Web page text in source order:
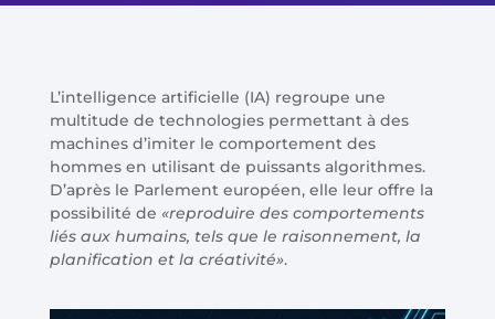
L’intelligence artificielle (IA) regroupe une
multitude de technologies permettant à des
machines d’imiter le comportement des
hommes en utilisant de puissants algorithmes.
D’après le Parlement européen, elle leur offre la
possibilité de «reproduire des comportements
liés aux humains, tels que le raisonnement, la
planification et la créativité».